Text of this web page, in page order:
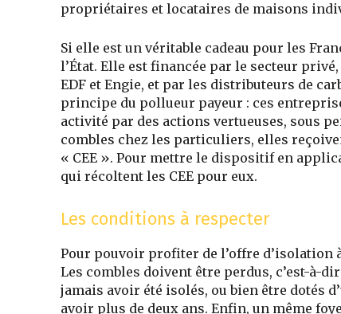
propriétaires et locataires de maisons
Si elle est un véritable cadeau pour les
l’État. Elle est financée par le secteur
EDF et Engie, et par les distributeurs de
principe du pollueur payeur : ces
activité par des actions vertueuses, sous
combles chez les particuliers, elles
« CEE ». Pour mettre le dispositif en
qui récoltent les CEE pour eux.
Les conditions à respecter
Pour pouvoir profiter de l’offre d’isolation
Les combles doivent être perdus, c’est-à-
jamais avoir été isolés, ou bien être dotés
avoir plus de deux ans. Enfin, un même